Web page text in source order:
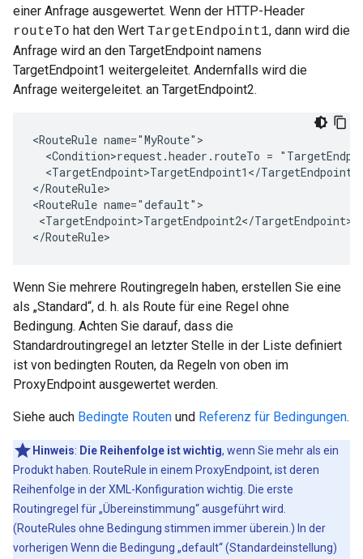
einer Anfrage ausgewertet. Wenn der HTTP-Header
routeTo hat den Wert TargetEndpoint1, dann wird die
Anfrage wird an den TargetEndpoint namens
TargetEndpoint1 weitergeleitet. Andernfalls wird die
Anfrage weitergeleitet. an TargetEndpoint2.
<RouteRule name="MyRoute">
<Condition>request.header.routeTo =
  <TargetEndpoint>TargetEndpoint1</TargetEndpoint>
</RouteRule>
<RouteRule name="default">
<TargetEndpoint>TargetEndpoint2</TargetEndpoint>
</RouteRule>
Wenn Sie mehrere Routingregeln haben, erstellen Sie eine
als „Standard“, d. h. als Route für eine Regel ohne
Bedingung. Achten Sie darauf, dass die
Standardroutingregel an letzter Stelle in der Liste definiert
ist von bedingten Routen, da Regeln von oben im
ProxyEndpoint ausgewertet werden.
Siehe auch Bedingte Routen und Referenz für Bedingungen.
Hinweis: Die Reihenfolge ist wichtig, wenn Sie mehr als ein
Produkt haben. RouteRule in einem ProxyEndpoint, ist deren
Reihenfolge in der XML-Konfiguration wichtig. Die erste
Routingregel für „Übereinstimmung“ ausgeführt wird.
(RouteRules ohne Bedingung stimmen immer überein.) In der
vorherigen Wenn die Bedingung „default“ (Standardeinstellung)